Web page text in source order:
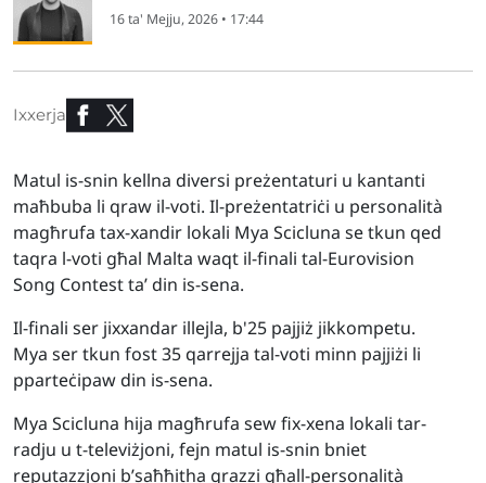
16 ta' Mejju, 2026 • 17:44
Ixxerja
Matul is-snin kellna diversi preżentaturi u kantanti
maħbuba li qraw il-voti. Il-preżentatriċi u personalità
magħrufa tax-xandir lokali Mya Scicluna se tkun qed
taqra l-voti għal Malta waqt il-finali tal-Eurovision
Song Contest ta’ din is-sena.
Il-finali ser jixxandar illejla, b'25 pajjiż jikkompetu.
Mya ser tkun fost 35 qarrejja tal-voti minn pajjiżi li
pparteċipaw din is-sena.
Mya Scicluna hija magħrufa sew fix-xena lokali tar-
radju u t-televiżjoni, fejn matul is-snin bniet
reputazzjoni b’saħħitha grazzi għall-personalità